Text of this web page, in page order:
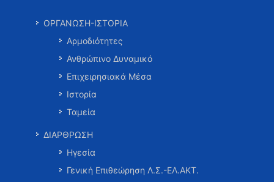
ΟΡΓΑΝΩΣΗ-ΙΣΤΟΡΙΑ
Αρμοδιότητες
Ανθρώπινο Δυναμικό
Επιχειρησιακά Μέσα
Ιστορία
Ταμεία
ΔΙΑΡΘΡΩΣΗ
Ηγεσία
Γενική Επιθεώρηση Λ.Σ.-ΕΛ.ΑΚΤ.